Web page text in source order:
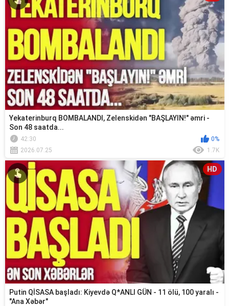
Yekaterinburq BOMBALANDI, Zelenskidən "BAŞLAYIN!" əmri -
Son 48 saatda...
42:30
0%
2026.07.25
1.7K
HD
Putin QİSASA başladı: Kiyevdə Q*ANLI GÜN - 11 ölü, 100 yaralı -
"Ana Xəbər"